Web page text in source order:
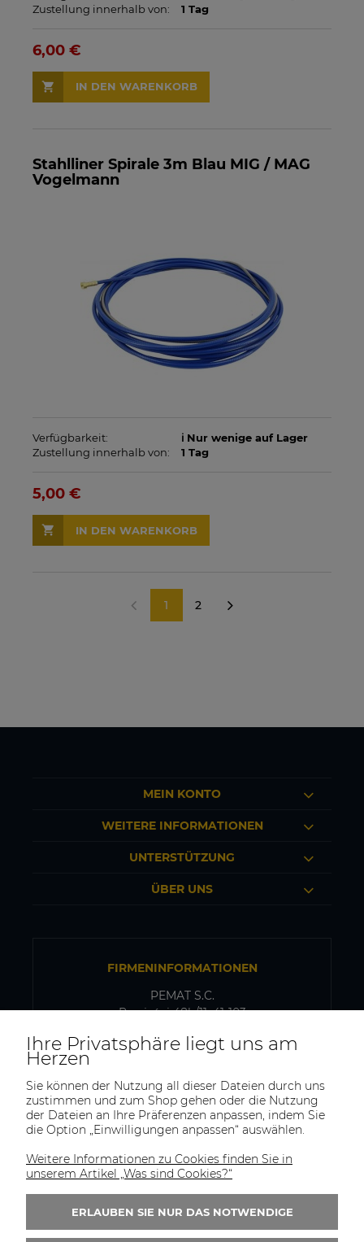
Zustellung innerhalb von:
1 Tag
6,00 €
IN DEN WARENKORB
Stahlliner Spirale 3m Blau MIG / MAG
Vogelmann
Verfügbarkeit:
ℹ️ Nur wenige auf Lager
Zustellung innerhalb von:
1 Tag
5,00 €
IN DEN WARENKORB
1 2
MEIN KONTO
WEITERE INFORMATIONEN
UNTERSTÜTZUNG
ÜBER UNS
FIRMENINFORMATIONEN
PEMAT S.C.
Przyjaźni 48b/11, 41-103
USt-IdNr.: PL6431768329
VERSAND- UND LAGERADRESSE
PEMAT S.C.
41-902, Bytom
Polen
Tel.:
+(48)515-965-404
E-Mail: trade@pematsc.pl
Ihre Privatsphäre liegt uns am
Herzen
Sie können der Nutzung all dieser Dateien durch uns
zustimmen und zum Shop gehen oder die Nutzung
der Dateien an Ihre Präferenzen anpassen, indem Sie
die Option „Einwilligungen anpassen“ auswählen.
Weitere Informationen zu Cookies finden Sie in
unserem Artikel „Was sind Cookies?“
ERLAUBEN SIE NUR DAS NOTWENDIGE